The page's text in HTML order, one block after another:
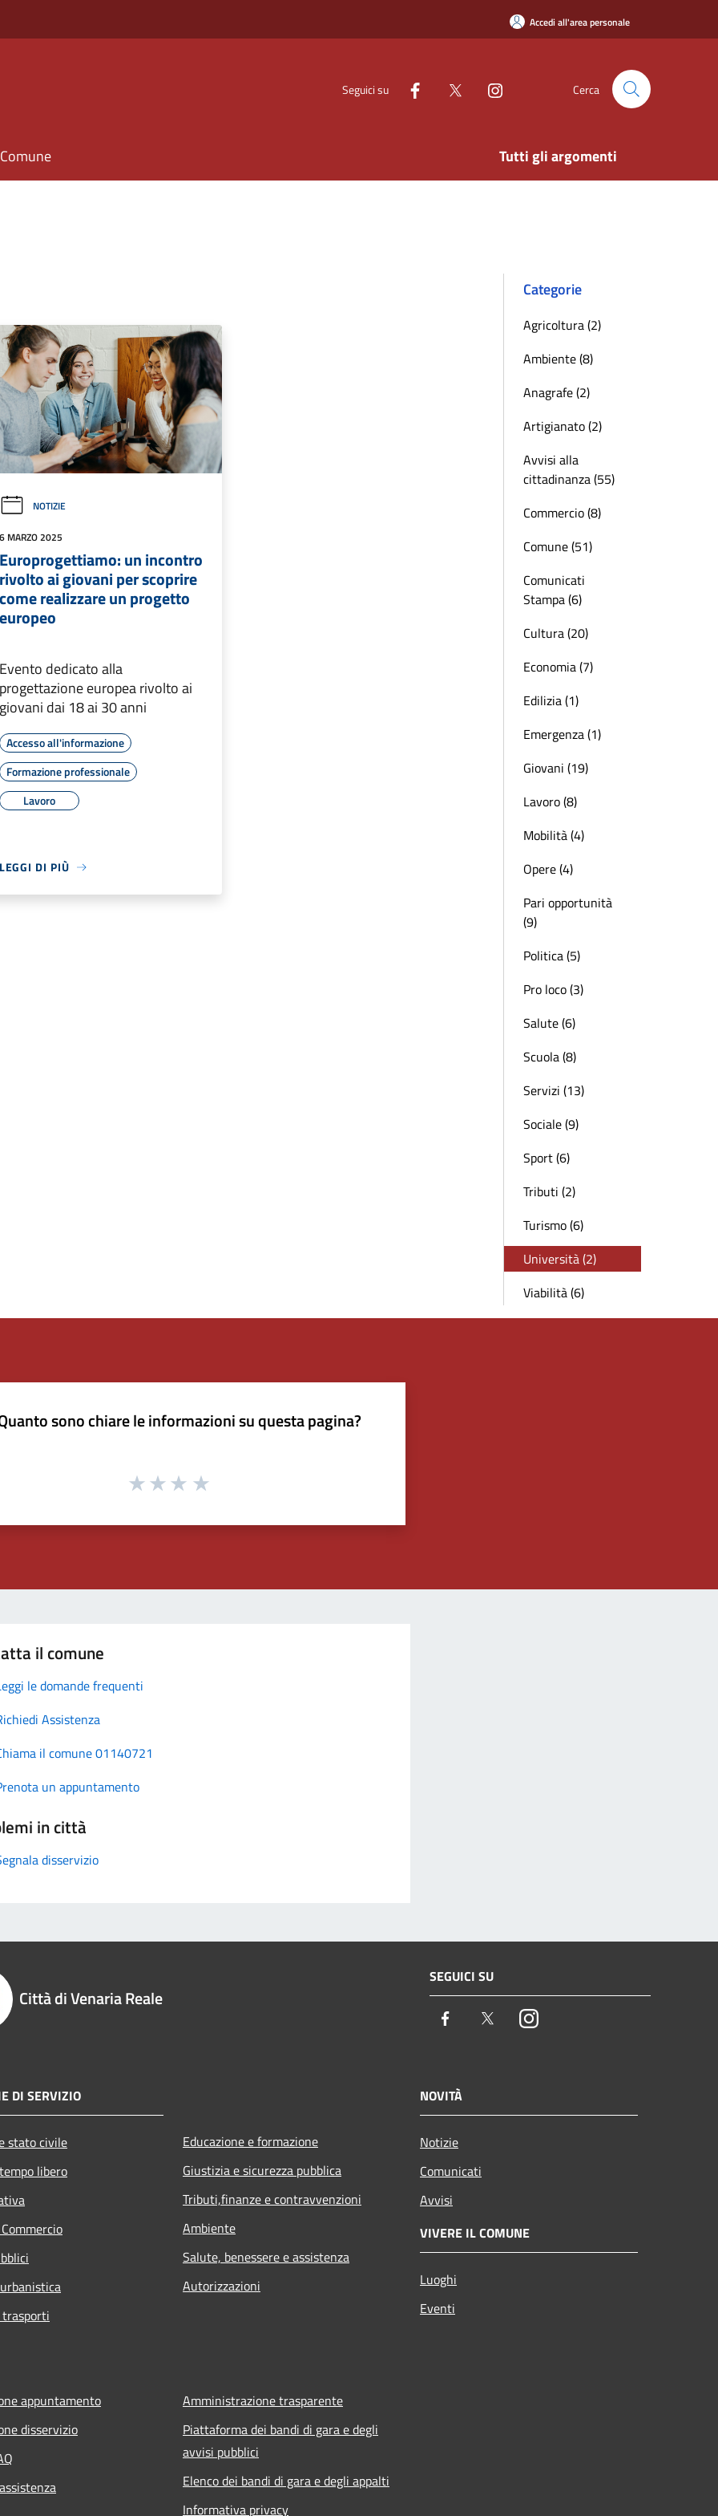
Accedi all'area personale
Seguici su Cerca
Tutti gli argomenti
NOTIZIE
MARZO 2025
un incontro
ai giovani per scoprire
realizzare un progetto
dedicato alla
europea rivolto ai
dai 18 ai 30 anni
Accesso all'informazione
Formazione professionale
Lavoro
DI PIÙ
Categorie
Agricoltura (2)
Ambiente (8)
Anagrafe (2)
Artigianato (2)
Avvisi alla
cittadinanza (55)
Commercio (8)
Comune (51)
Comunicati
Stampa (6)
Cultura (20)
Economia (7)
Edilizia (1)
Emergenza (1)
Giovani (19)
Lavoro (8)
Mobilità (4)
Opere (4)
Pari opportunità
(9)
Politica (5)
Pro loco (3)
Salute (6)
Scuola (8)
Servizi (13)
Sociale (9)
Sport (6)
Tributi (2)
Turismo (6)
Università (2)
Viabilità (6)
sono chiare le informazioni su questa pagina?
il comune
le domande frequenti
Assistenza
il comune 01140721
un appuntamento
in città
disservizio
Città di Venaria Reale
SEGUICI SU
Facebook TwitterInstagram
DI SERVIZIO
stato civile
libero
Educazione e formazione
Giustizia e sicurezza pubblica
Tributi,finanze e contravvenzioni
Ambiente
Salute, benessere e assistenza
Autorizzazioni
NOVITÀ
Notizie
Comunicati
Avvisi
VIVERE IL COMUNE
Luoghi
Eventi
appuntamento
disservizio
Amministrazione trasparente
Piattaforma dei bandi di gara e degli
avvisi pubblici
Elenco dei bandi di gara e degli appalti
Informativa privacy